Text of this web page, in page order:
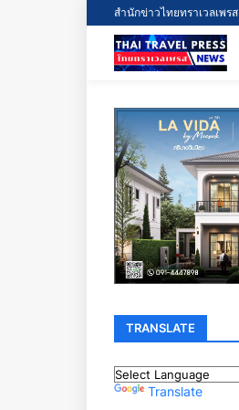
สำนักข่าวไทยทราเวลเพรส
TRANSLATE
Translate